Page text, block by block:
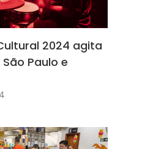
2024 agita
Paulo e